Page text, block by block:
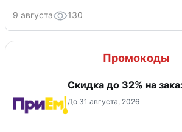
9 августа 130
Промокоды
Скидка до 32% на
До 31 августа, 2026